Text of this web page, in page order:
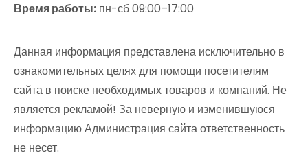
Время работы: пн-сб 09:00–17:00
Данная информация представлена исключительно в
ознакомительных целях для помощи посетителям
сайта в поиске необходимых товаров и компаний. Не
является рекламой! За неверную и изменившуюся
информацию Администрация сайта ответственность
не несет.